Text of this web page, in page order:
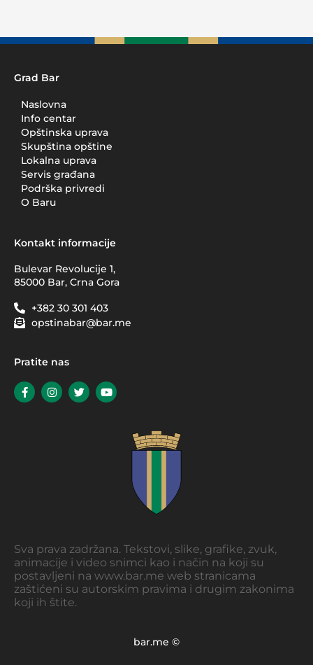
Grad Bar
Naslovna
Info centar
Opštinska uprava
Skupština opštine
Lokalna uprava
Servis građana
Podrška privredi
O Baru
Kontakt informacije
Bulevar Revolucije 1,
85000 Bar, Crna Gora
+382 30 301 403
opstinabar@bar.me
Pratite nas
Sva prava zadržana. Tekstovi, slike, grafike, zvuk,
animacije i video snimci kao i način na koji su
postavljeni na www.bar.me web stranicama
zaštićeni su autorskim pravima i drugim zakonima
koji ih štite.
bar.me ©